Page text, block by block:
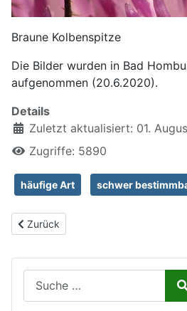
Braune Kolbenspitze
Die Bilder wurden in Bad
aufgenommen (20.6.2020).
Details
Zuletzt aktualisiert: 01.
Zugriffe: 5890
häufige Art schwer
Vorheriger Beitrag:
Zurück